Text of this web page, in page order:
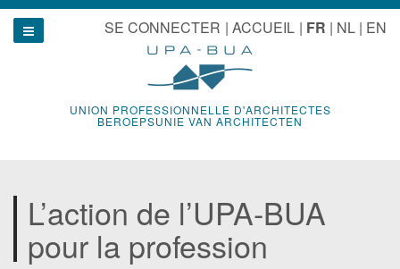
Aller
contenu
SE CONNECTER ACCUEIL FR NL EN
UNION PROFESSIONNELLE D'ARCHITECTES
BEROEPSUNIE VAN ARCHITECTEN
Show navigation
L’action de l’UPA-BUA
pour la profession